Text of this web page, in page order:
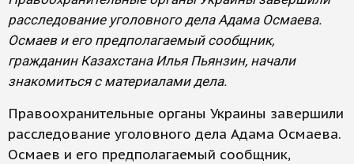
расследование уголовного дела Адама Осмаева.
Осмаев и его предполагаемый сообщник,
гражданин Казахстана Илья Пьянзин, начали
знакомиться с материалами дела.
Правоохранительные органы Украины завершили
расследование уголовного дела Адама Осмаева.
Осмаев и его предполагаемый сообщник,